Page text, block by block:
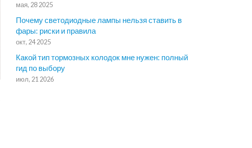
мая, 28 2025
Почему светодиодные лампы нельзя ставить в
фары: риски и правила
окт, 24 2025
Какой тип тормозных колодок мне нужен: полный
гид по выбору
июл, 21 2026